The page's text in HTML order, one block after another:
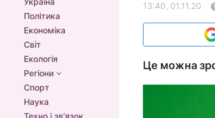
Політика
Економіка
Світ
Екологія
Регіони
Спорт
Наука
Техно і зв'язок
13:40, 01.11.20
Це можна